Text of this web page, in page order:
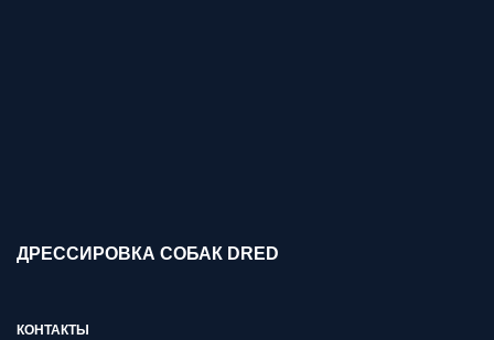
ДРЕССИРОВКА СОБАК DRED
КОНТАКТЫ